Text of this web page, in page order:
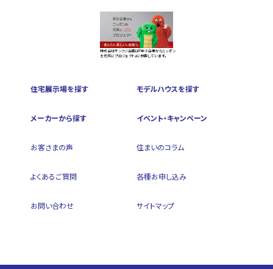
株式会社サンフジ企画は『中小企業からニッポン
を元気にプロジェクト』に参画しています。
住宅展示場を探す モデルハウスを探す
メーカーから探す イベント・キャンペーン
お客さまの声 住まいのコラム
よくあるご質問 各種お申し込み
お問い合わせ サイトマップ